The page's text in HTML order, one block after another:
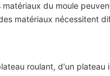
du moule
matériaux nécessitent
roulant, d'un plateau